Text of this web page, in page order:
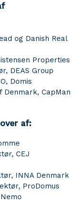
og Danish Real
Properties
DEAS Group
Domis
CapMan
af:
CEJ
INNA Denmark
ProDomus